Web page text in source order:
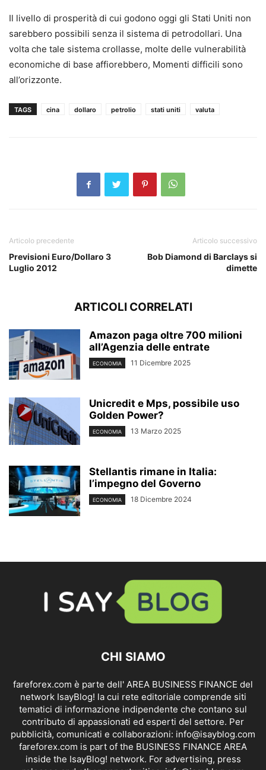
Il livello di prosperità di cui godono oggi gli Stati Uniti non
sarebbero possibili senza il sistema di petrodollari. Una
volta che tale sistema crollasse, molte delle vulnerabilità
economiche di base affiorebbero, Momenti difficili sono
all’orizzonte.
TAGS cina dollaro petrolio stati uniti valuta
Articolo precedente
Previsioni Euro/Dollaro 3
Luglio 2012
Articolo successivo
Bob Diamond di Barclays si
dimette
ARTICOLI CORRELATI
Amazon paga oltre 700 milioni
all’Agenzia delle entrate
ECONOMIA 11 Dicembre 2025
Unicredit e Mps, possibile uso
Golden Power?
ECONOMIA 13 Marzo 2025
Stellantis rimane in Italia:
l’impegno del Governo
ECONOMIA 18 Dicembre 2024
CHI SIAMO
fareforex.com è parte dell' AREA BUSINESS FINANCE del
network IsayBlog! la cui rete editoriale comprende siti
tematici di informazione indipendente che contano sul
contributo di appassionati ed esperti del settore. Per
pubblicità, comunicati e collaborazioni: info@isayblog.com
fareforex.com is part of the BUSINESS FINANCE AREA
inside the IsayBlog! network. For advertising, press